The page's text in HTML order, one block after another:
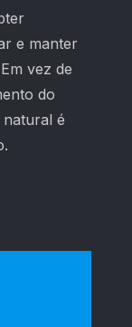
e manter
vez de
do
é